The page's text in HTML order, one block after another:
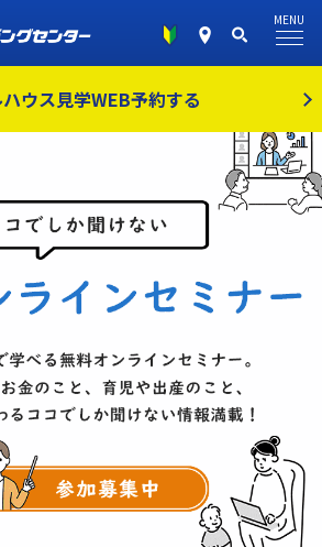
ウス見学WEB予約する
MENU